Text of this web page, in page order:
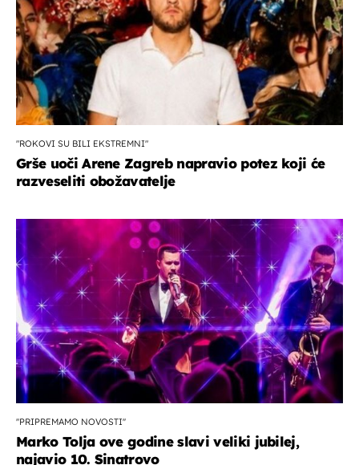
"ROKOVI SU BILI EKSTREMNI"
Grše uoči Arene Zagreb napravio potez koji će
razveseliti obožavatelje
''PRIPREMAMO NOVOSTI''
Marko Tolja ove godine slavi veliki jubilej,
najavio 10. Sinatrovo